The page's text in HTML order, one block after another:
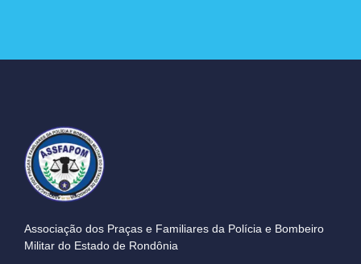
Associação dos Praças e Familiares da Polícia e Bombeiro
Militar do Estado de Rondônia